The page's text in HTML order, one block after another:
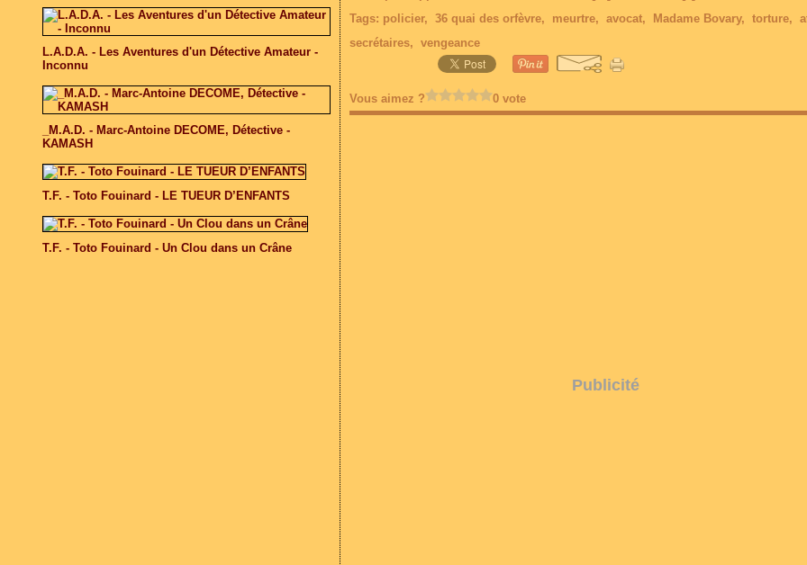
L.A.D.A. - Les Aventures d'un Détective Amateur -
Inconnu
_M.A.D. - Marc-Antoine DECOME, Détective -
KAMASH
T.F. - Toto Fouinard - LE TUEUR D’ENFANTS
T.F. - Toto Fouinard - Un Clou dans un Crâne
Tags: policier, 36 quai des orfèvre, meurtre, avocat, Madame Bovary, torture,
secrétaires, vengeance
Vous aimez ? 0 vote
Publicité